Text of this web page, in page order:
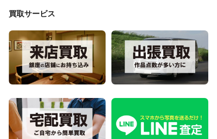
買取サービス